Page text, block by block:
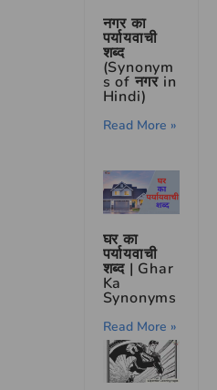
नगर का
पर्यायवाची
शब्द
(Synonym
s of नगर in
Hindi)
Read More »
घर का
पर्यायवाची
शब्द | Ghar
Ka
Synonyms
Read More »